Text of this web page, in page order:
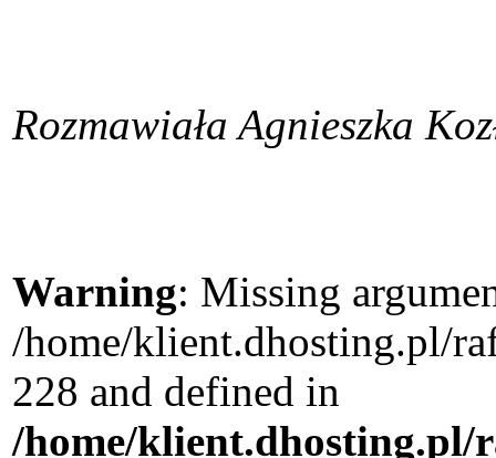
Rozmawiała Agnieszka
Warning: Missing
/home/klient.dhosting.pl/
228 and defined in
/home/klient.dhosting.pl/